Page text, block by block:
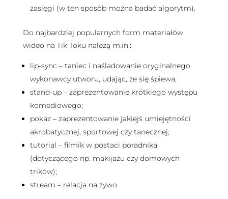
zasięgi (w ten sposób można badać algorytm).
Do najbardziej popularnych form materiałów
wideo na Tik Toku należą m.in.:
lip-sync – taniec i naśladowanie oryginalnego
wykonawcy utworu, udając, że się śpiewa;
stand-up – zaprezentowanie krótkiego występu
komediowego;
pokaz – zaprezentowanie jakiejś umiejętności
akrobatycznej, sportowej czy tanecznej;
tutorial – filmik w postaci poradnika
(dotyczącego np. makijażu czy domowych
trików);
stream – relacja na żywo.